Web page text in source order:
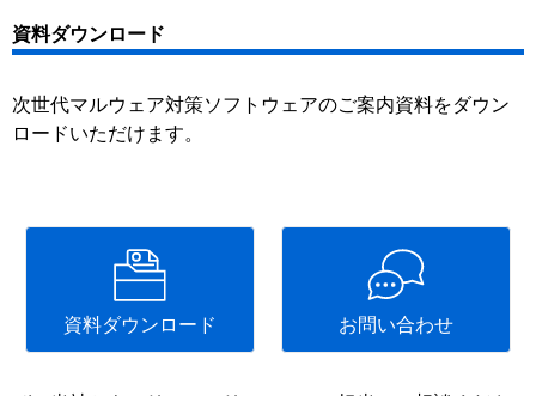
資料ダウンロード
次世代マルウェア対策ソフトウェアのご案内資料をダウン
ロードいただけます。
資料ダウンロード お問い合わせ